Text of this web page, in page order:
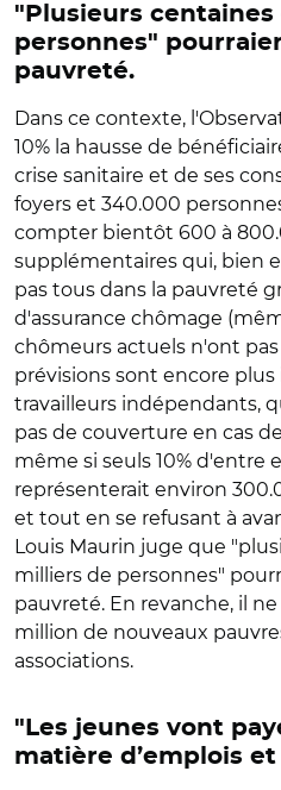
"Plusieurs
personnes"
pauvreté.
Dans ce contexte,
10% la hausse de
crise sanitaire et de ses
foyers et 340.000
compter bientôt 600 à
supplémentaires qui, bien
pas tous dans la pauvreté
d'assurance chômage
chômeurs actuels n'ont
prévisions sont encore
travailleurs indépendants,
pas de couverture en cas
même si seuls 10% d'entre
représenterait environ
et tout en se refusant à
Louis Maurin juge que
milliers de personnes"
pauvreté. En revanche, il
million de nouveaux
associations.
"Les jeunes vont
matière d’emplois